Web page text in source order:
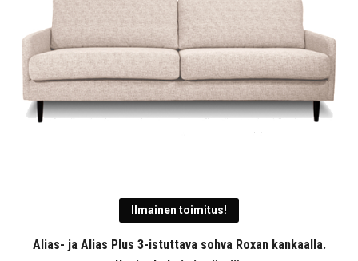
Ilmainen toimitus!
Alias- ja Alias Plus 3-istuttava sohva Roxan kankaalla.